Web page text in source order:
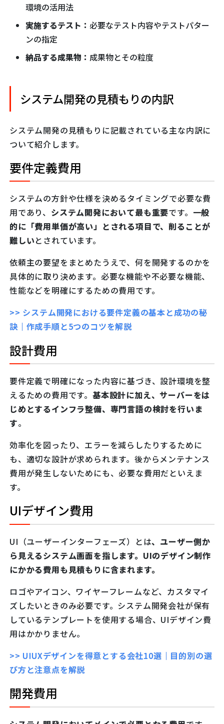
環境の活用法
実施するテスト： 必要なテスト内容やテストパター
ンの指定
納品する成果物： 成果物とその粒度
システム開発の見積もりの内訳
システム開発の見積もりに記載されている主な内訳に
ついて紹介します。
要件定義費用
システムの方針や仕様を決めるタイミングで必要な費
用であり、 システム開発において最も重要です。 一般
的に「費用単価が高い」とされる項目で、削ることが
難しいとされています。
依頼主の要望をまとめたうえで、何を開発するのかを
具体的に取り決めます。必要な機能や不必要な機能、
性能などを明確にするための費用です。
>> システム開発における要件定義の基本と成功の秘
訣｜作成手順と5つのコツを解説
設計費用
要件定義で明確になった内容に基づき、設計環境を整
えるための費用です。 基本設計に加え、サーバーをは
じめとするインフラ整備、専門言語の検討を行いま
す。
効率化を図ったり、エラーを減らしたりするために
も、適切な設計が求められます。後からメンテナンス
費用が発生しないためにも、必要な費用だといえま
す。
UIデザイン費用
UI（ユーザーインターフェーズ）とは、ユーザー側か
ら見えるシステム画面を指します。UIのデザイン制作
にかかる費用も見積もりに含まれます。
ロゴやアイコン、ワイヤーフレームなど、カスタマイ
ズしたいときのみ必要です。システム開発会社が保有
しているテンプレートを使用する場合、UIデザイン費
用はかかりません。
>> UIUXデザインを得意とする会社10選｜目的別の選
び方と注意点を解説
開発費用